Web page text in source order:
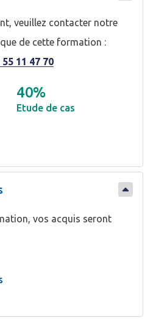
veuillez contacter notre
de cette formation :
11 47 70
40%
Etude de cas
vos acquis seront